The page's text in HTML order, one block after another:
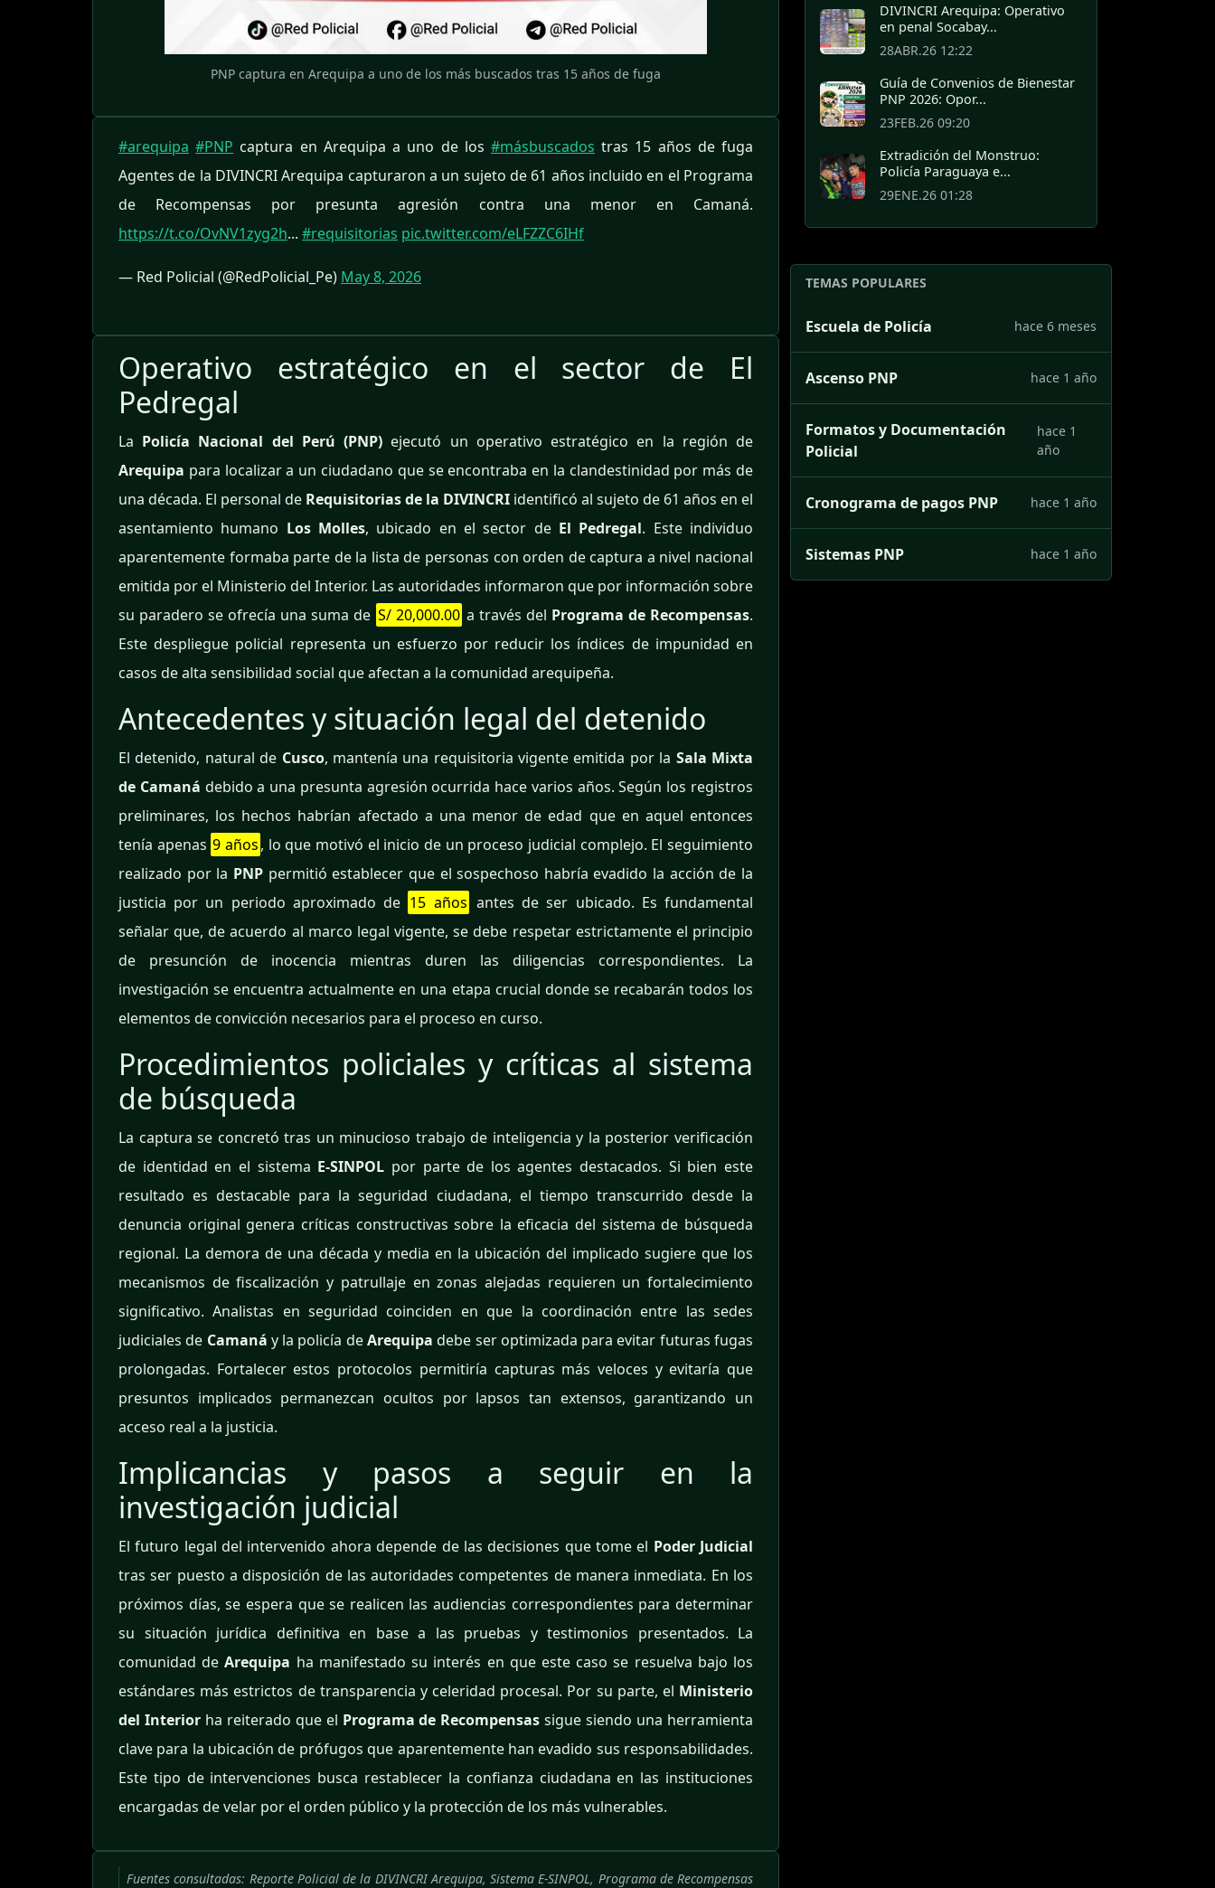
PNP captura en Arequipa a uno de los más buscados tras 15 años de fuga
#arequipa #PNP captura en Arequipa a uno de los #másbuscados tras 15 años de fuga
Agentes de la DIVINCRI Arequipa capturaron a un sujeto de 61 años incluido en el Programa
de Recompensas por presunta agresión contra una menor en Camaná.
https://t.co/OvNV1zyg2h... #requisitorias pic.twitter.com/eLFZZC6IHf
— Red Policial (@RedPolicial_Pe) May 8, 2026
Operativo estratégico en el sector de El
Pedregal
La Policía Nacional del Perú (PNP) ejecutó un operativo estratégico en la región de
Arequipa para localizar a un ciudadano que se encontraba en la clandestinidad por más de
una década. El personal de Requisitorias de la DIVINCRI identificó al sujeto de 61 años en el
asentamiento humano Los Molles, ubicado en el sector de El Pedregal. Este individuo
aparentemente formaba parte de la lista de personas con orden de captura a nivel nacional
emitida por el Ministerio del Interior. Las autoridades informaron que por información sobre
su paradero se ofrecía una suma de S/ 20,000.00 a través del Programa de Recompensas.
Este despliegue policial representa un esfuerzo por reducir los índices de impunidad en
casos de alta sensibilidad social que afectan a la comunidad arequipeña.
Antecedentes y situación legal del detenido
El detenido, natural de Cusco, mantenía una requisitoria vigente emitida por la Sala Mixta
de Camaná debido a una presunta agresión ocurrida hace varios años. Según los registros
preliminares, los hechos habrían afectado a una menor de edad que en aquel entonces
tenía apenas 9 años, lo que motivó el inicio de un proceso judicial complejo. El seguimiento
realizado por la PNPpermitió establecer que el sospechoso habría evadido la acción de la
justicia por un periodo aproximado de 15 años antes de ser ubicado. Es fundamental
señalar que, de acuerdo al marco legal vigente, se debe respetar estrictamente el principio
de presunción de inocencia mientras duren las diligencias correspondientes. La
investigación se encuentra actualmente en una etapa crucial donde se recabarán todos los
elementos de convicción necesarios para el proceso en curso.
Procedimientos policiales y críticas al sistema
de búsqueda
La captura se concretó tras un minucioso trabajo de inteligencia y la posterior verificación
de identidad en el sistema E-SINPOL por parte de los agentes destacados. Si bien este
resultado es destacable para la seguridad ciudadana, el tiempo transcurrido desde la
denuncia original genera críticas constructivas sobre la eficacia del sistema de búsqueda
regional. La demora de una década y media en la ubicación del implicado sugiere que los
mecanismos de fiscalización y patrullaje en zonas alejadas requieren un fortalecimiento
significativo. Analistas en seguridad coinciden en que la coordinación entre las sedes
judiciales de Camaná y la policía deArequipa debe ser optimizada para evitar futuras fugas
prolongadas. Fortalecer estos protocolos permitiría capturas más veloces y evitaría que
presuntos implicados permanezcan ocultos por lapsos tan extensos, garantizando un
acceso real a la justicia.
Implicancias y pasos a seguir en la
investigación judicial
El futuro legal del intervenido ahora depende de las decisiones que tome el Poder Judicial
tras ser puesto a disposición de las autoridades competentes de manera inmediata. En los
próximos días, se espera que se realicen las audiencias correspondientes para determinar
su situación jurídica definitiva en base a las pruebas y testimonios presentados. La
comunidad deArequipa ha manifestado su interés en que este caso se resuelva bajo los
estándares más estrictos de transparencia y celeridad procesal. Por su parte, el Ministerio
del Interiorha reiterado que el Programa de Recompensas sigue siendo una herramienta
clave para la ubicación de prófugos que aparentemente han evadido sus responsabilidades.
Este tipo de intervenciones busca restablecer la confianza ciudadana en las instituciones
encargadas de velar por el orden público y la protección de los más vulnerables.
Fuentes consultadas: Reporte Policial de la DIVINCRI Arequipa, Sistema E-SINPOL, Programa de Recompensas
DIVINCRI Arequipa: Operativo
en penal Socabay...
28ABR.26 12:22
Guía de Convenios de Bienestar
PNP 2026: Opor...
23FEB.26 09:20
Extradición del Monstruo:
Policía Paraguaya e...
29ENE.26 01:28
TEMAS POPULARES
Escuela de Policía hace 6 meses
Ascenso PNP hace 1 año
Formatos y Documentación
Policial
hace 1
año
Cronograma de pagos PNP hace 1 año
Sistemas PNP hace 1 año